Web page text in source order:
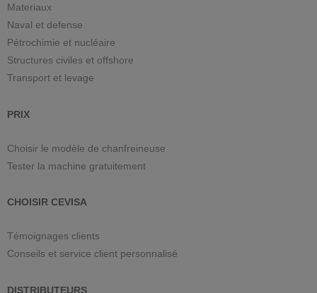
Materiaux
Naval et defense
Pétrochimie et nucléaire
Structures civiles et offshore
Transport et levage
PRIX
Choisir le modèle de chanfreineuse
Tester la machine gratuitement
CHOISIR CEVISA
Témoignages clients
Conseils et service client personnalisé
DISTRIBUTEURS